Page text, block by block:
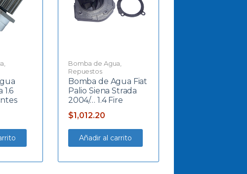
1.6
Bomba de Agua
Repuestos
Bomba de Agua Fiat
Palio Siena Strada
2004/… 1.4 Fire
$1,012.20
Añadir al carrito